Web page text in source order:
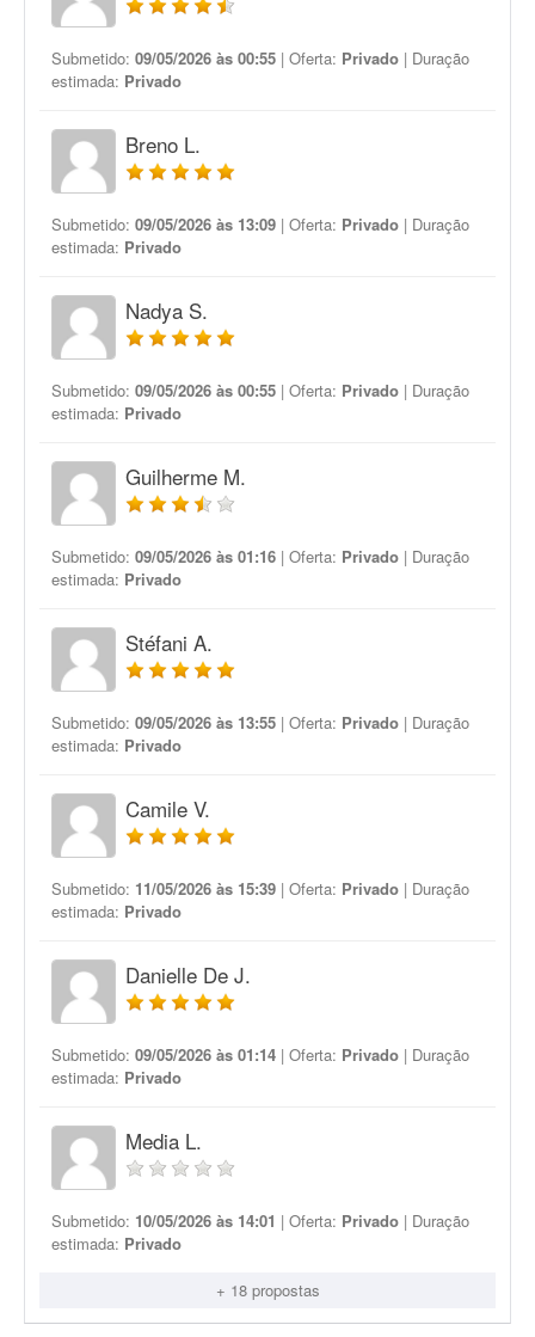
Submetido: 09/05/2026 às 00:55 | Oferta: Privado | Duração
estimada: Privado
Breno L.
Submetido: 09/05/2026 às 13:09 | Oferta: Privado | Duração
estimada: Privado
Nadya S.
Submetido: 09/05/2026 às 00:55 | Oferta: Privado | Duração
estimada: Privado
Guilherme M.
Submetido: 09/05/2026 às 01:16 | Oferta: Privado | Duração
estimada: Privado
Stéfani A.
Submetido: 09/05/2026 às 13:55 | Oferta: Privado | Duração
estimada: Privado
Camile V.
Submetido: 11/05/2026 às 15:39 | Oferta: Privado | Duração
estimada: Privado
Danielle De J.
Submetido: 09/05/2026 às 01:14 | Oferta: Privado | Duração
estimada: Privado
Media L.
Submetido: 10/05/2026 às 14:01 | Oferta: Privado | Duração
estimada: Privado
+ 18 propostas